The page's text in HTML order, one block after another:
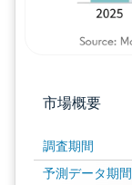
市場概要
調査期間
予測データ期間